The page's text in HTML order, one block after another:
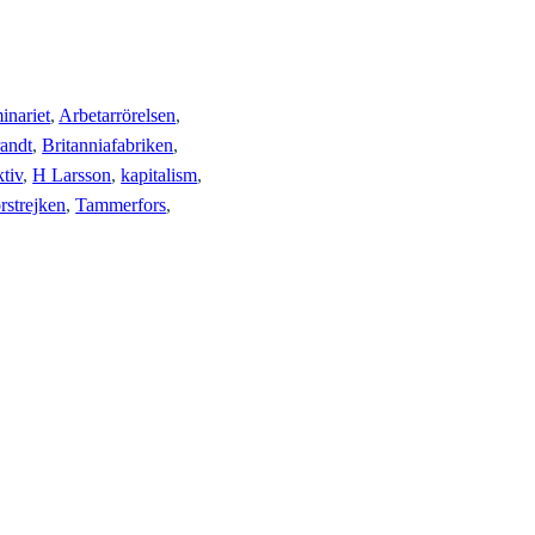
, Arbetarrörelsen
, Britanniafabriken
, H Larsson, kapitalism
, Tammerfors